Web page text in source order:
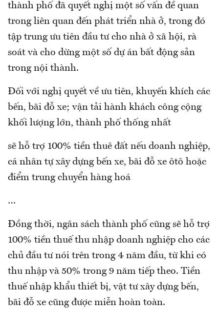
thành phố đã quyết nghị một số vấn đề quan
trong liên quan đến phát triển nhà ở, trong đó
tập trung ưu tiên đầu tư cho nhà ở xã hội, rà
soát và cho dừng một số dự án bất động sản
trong nội thành.
Đối với nghị quyết về ưu tiên, khuyến khích các
bến, bãi đỗ xe; vận tải hành khách công cộng
khối lượng lớn, thành phố thống nhất
sẽ hỗ trợ 100% tiền thuê đất nếu doanh nghiệp,
cá nhân tự xây dựng bến xe, bãi đỗ xe ôtô hoặc
điểm trung chuyển hàng hoá
…
Đồng thời, ngân sách thành phố cũng sẽ hỗ trợ
100% tiền thuế thu nhập doanh nghiệp cho các
chủ đầu tư nói trên trong 4 năm đầu, từ khi có
thu nhập và 50% trong 9 năm tiếp theo. Tiền
thuế nhập khẩu thiết bị, vật tư xây dựng bến,
bãi đỗ xe cũng được miễn hoàn toàn.